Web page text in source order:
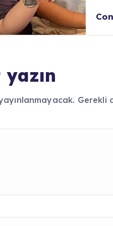
Gerekli